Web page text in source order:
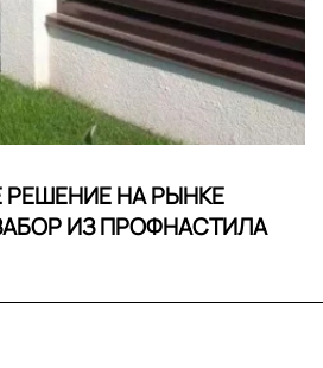
НА РЫНКЕ
ИЗ ПРОФНАСТИЛА